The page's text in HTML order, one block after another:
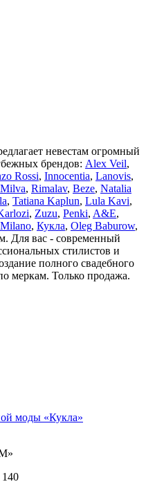
невестам огромный
брендов: Alex Veil,
Rossi, Innocentia, Lanovis,
Milva, Rimalav, Beze, Natalia
, Tatiana Kaplun, Lula Kavi,
, Zuzu, Penki, A&Е,
, Кукла, Oleg Baburow,
Для вас - современный
стилистов и
полного свадебного
меркам. Только продажа.
моды «Кукла»
140